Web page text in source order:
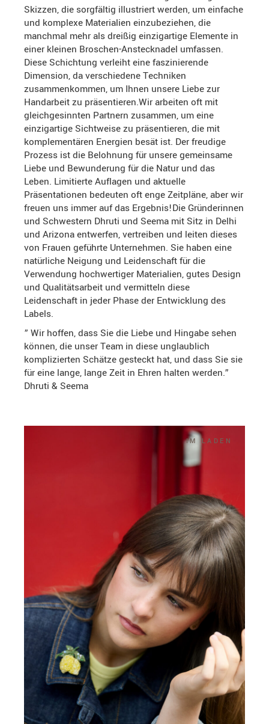
Skizzen, die sorgfältig illustriert werden, um einfache
und komplexe Materialien einzubeziehen, die
manchmal mehr als dreißig einzigartige Elemente in
einer kleinen Broschen-Anstecknadel umfassen.
Diese Schichtung verleiht eine faszinierende
Dimension, da verschiedene Techniken
zusammenkommen, um Ihnen unsere Liebe zur
Handarbeit zu präsentieren.Wir arbeiten oft mit
gleichgesinnten Partnern zusammen, um eine
einzigartige Sichtweise zu präsentieren, die mit
komplementären Energien besät ist. Der freudige
Prozess ist die Belohnung für unsere gemeinsame
Liebe und Bewunderung für die Natur und das
Leben. Limitierte Auflagen und aktuelle
Präsentationen bedeuten oft enge Zeitpläne, aber wir
freuen uns immer auf das Ergebnis!Die Gründerinnen
und Schwestern Dhruti und Seema mit Sitz in Delhi
und Arizona entwerfen, vertreiben und leiten dieses
von Frauen geführte Unternehmen. Sie haben eine
natürliche Neigung und Leidenschaft für die
Verwendung hochwertiger Materialien, gutes Design
und Qualitätsarbeit und vermitteln diese
Leidenschaft in jeder Phase der Entwicklung des
Labels.
” Wir hoffen, dass Sie die Liebe und Hingabe sehen
können, die unser Team in diese unglaublich
komplizierten Schätze gesteckt hat, und dass Sie sie
für eine lange, lange Zeit in Ehren halten werden.”
Dhruti & Seema